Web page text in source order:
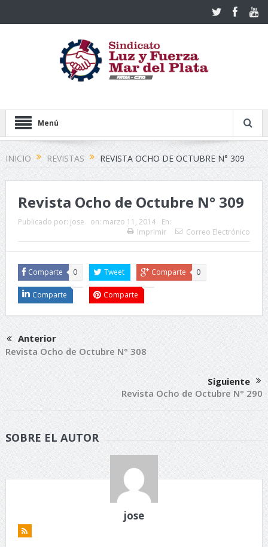
Menú
INICIO REVISTAS REVISTA OCHO DE OCTUBRE N° 309
Revista Ocho de Octubre N° 309
Publicado por: jose on: marzo 11, 2014
En:
Imprimir
Correo Electrónico
Comparte 0 Tweet Comparte 0
Comparte Comparte
Anterior
Revista Ocho de Octubre N° 308
Siguiente
Revista Ocho de Octubre N° 290
SOBRE EL AUTOR
jose